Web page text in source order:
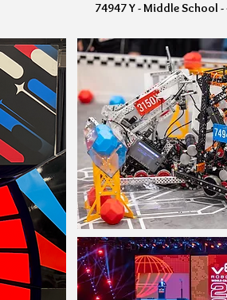
74947 Y - Middle School